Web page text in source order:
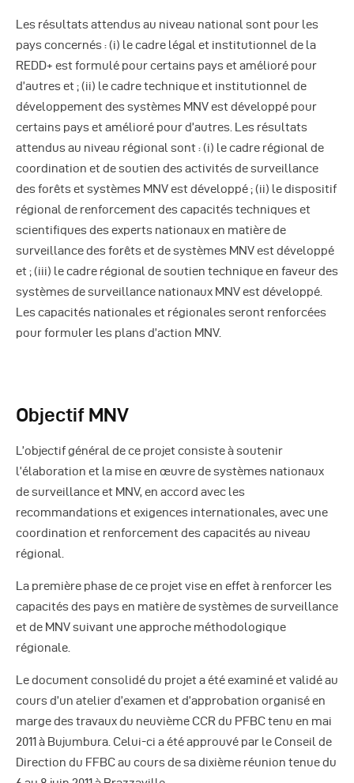
Les résultats attendus au niveau national sont pour les
pays concernés : (i) le cadre légal et institutionnel de la
REDD+ est formulé pour certains pays et amélioré pour
d’autres et ; (ii) le cadre technique et institutionnel de
développement des systèmes MNV est développé pour
certains pays et amélioré pour d’autres. Les résultats
attendus au niveau régional sont : (i) le cadre régional de
coordination et de soutien des activités de surveillance
des forêts et systèmes MNV est développé ; (ii) le dispositif
régional de renforcement des capacités techniques et
scientifiques des experts nationaux en matière de
surveillance des forêts et de systèmes MNV est développé
et ; (iii) le cadre régional de soutien technique en faveur des
systèmes de surveillance nationaux MNV est développé.
Les capacités nationales et régionales seront renforcées
pour formuler les plans d’action MNV.
Objectif MNV
L’objectif général de ce projet consiste à soutenir
l’élaboration et la mise en œuvre de systèmes nationaux
de surveillance et MNV, en accord avec les
recommandations et exigences internationales, avec une
coordination et renforcement des capacités au niveau
régional.
La première phase de ce projet vise en effet à renforcer les
capacités des pays en matière de systèmes de surveillance
et de MNV suivant une approche méthodologique
régionale.
Le document consolidé du projet a été examiné et validé au
cours d’un atelier d’examen et d’approbation organisé en
marge des travaux du neuvième CCR du PFBC tenu en mai
2011 à Bujumbura. Celui-ci a été approuvé par le Conseil de
Direction du FFBC au cours de sa dixième réunion tenue du